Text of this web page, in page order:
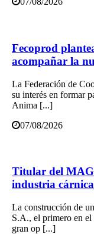
Fecoprod
acompañar la
La Federación de
su interés en formar
Anima [...]
07/08/2026
Titular del MAG
industria cárnica
La construcción de
S.A., el primero en el
gran op [...]